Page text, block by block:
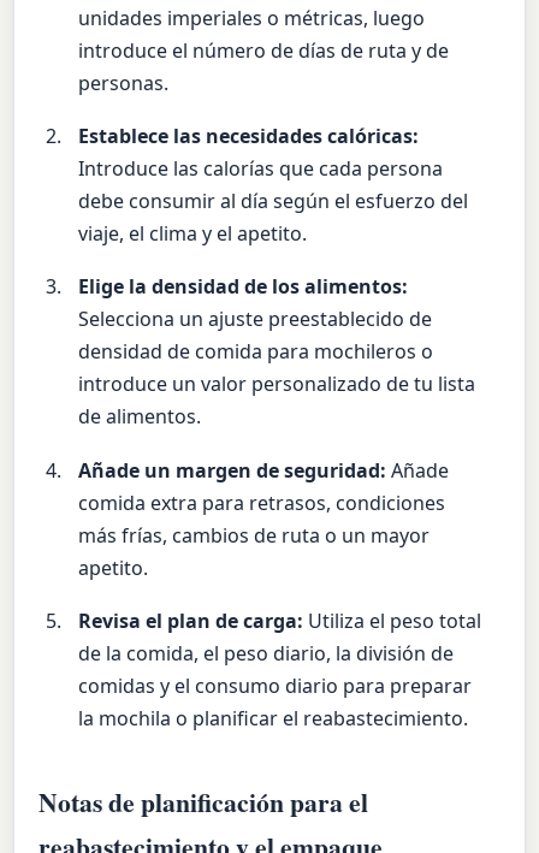
unidades imperiales o métricas, luego
introduce el número de días de ruta y de
personas.
Establece las necesidades calóricas:
Introduce las calorías que cada persona
debe consumir al día según el esfuerzo del
viaje, el clima y el apetito.
Elige la densidad de los alimentos:
Selecciona un ajuste preestablecido de
densidad de comida para mochileros o
introduce un valor personalizado de tu lista
de alimentos.
Añade un margen de seguridad: Añade
comida extra para retrasos, condiciones
más frías, cambios de ruta o un mayor
apetito.
Revisa el plan de carga: Utiliza el peso total
de la comida, el peso diario, la división de
comidas y el consumo diario para preparar
la mochila o planificar el reabastecimiento.
Notas de planificación para el